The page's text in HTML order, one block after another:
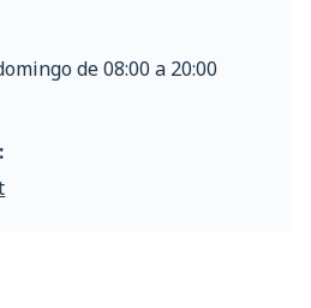
de 08:00 a 20:00